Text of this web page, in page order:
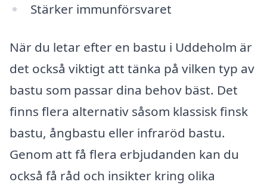
Stärker immunförsvaret
När du letar efter en bastu i Uddeholm är
det också viktigt att tänka på vilken typ av
bastu som passar dina behov bäst. Det
finns flera alternativ såsom klassisk finsk
bastu, ångbastu eller infraröd bastu.
Genom att få flera erbjudanden kan du
också få råd och insikter kring olika